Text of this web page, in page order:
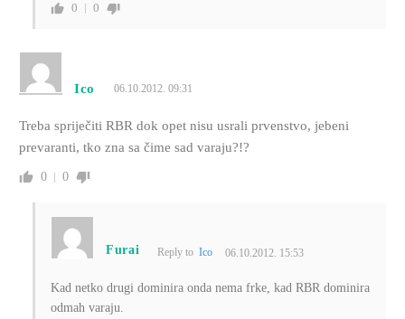
0 0
Ico 06.10.2012. 09:31
Treba spriječiti RBR dok opet nisu usrali prvenstvo, jebeni
prevaranti, tko zna sa čime sad varaju?!?
0 0
Furai Reply toIco 06.10.2012. 15:53
Kad netko drugi dominira onda nema frke, kad RBR dominira
odmah varaju.